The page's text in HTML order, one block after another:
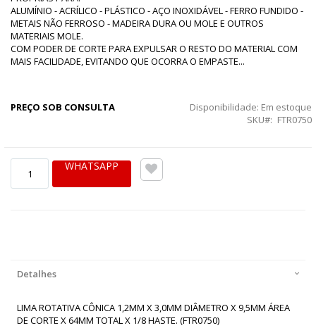
ALUMÍNIO - ACRÍLICO - PLÁSTICO - AÇO INOXIDÁVEL - FERRO FUNDIDO -
METAIS NÃO FERROSO - MADEIRA DURA OU MOLE E OUTROS
MATERIAIS MOLE.
COM PODER DE CORTE PARA EXPULSAR O RESTO DO MATERIAL COM
MAIS FACILIDADE, EVITANDO QUE OCORRA O EMPASTE...
PREÇO SOB CONSULTA Disponibilidade: Em estoque
SKU
FTR0750
WHATSAPP
Detalhes
LIMA ROTATIVA CÔNICA 1,2MM X 3,0MM DIÂMETRO X 9,5MM ÁREA
DE CORTE X 64MM TOTAL X 1/8 HASTE. (FTR0750)